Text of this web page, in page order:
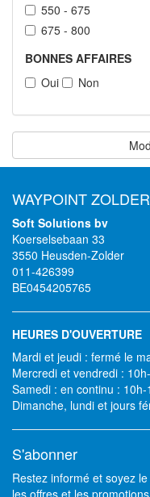
550 - 675
675 - 800
BONNES AFFAIRES
Oui
Non
WAYPOINT ZOLDER
Soft Solutions bv
Koerselsebaan 33
3550 Heusden-Zolder
011-426399
BE0454205765
HEURES D'OUVERTURE
Mardi et jeudi : fermé le
Mercredi et vendredi :
Samedi : en continu : 10h-
Dimanche, lundi et jours
S'abonner
Restez informé et soyez
les offres et les promotions.